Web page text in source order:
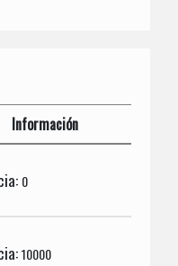
Información
0
10000